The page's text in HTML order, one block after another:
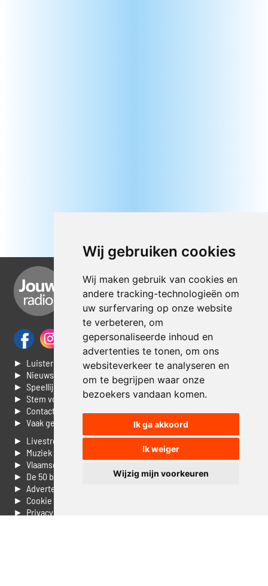
Wij gebruiken cookies
Wij maken gebruik van cookies en
andere tracking-technologieën om
uw surfervaring op onze website
te verbeteren, om
gepersonaliseerde inhoud en
advertenties te tonen, om ons
websiteverkeer te analyseren en
om te begrijpen waar onze
bezoekers vandaan komen.
Ik ga akkoord
Ik weiger
Wijzig mijn voorkeuren
► Luisteren naar Jouwradio
► Nieuws
► Speellijst
► Stem voor de Dag top 3
► Contacteer ons
► Vaak gestelde vragen
► Livestream informatie
► Muziek opzoeken
► Vlaamse 100 Aller tijden
► De 50 beste van...
► Adverteren op Jouwradio
► Cookie voorkeuren wijzigen
► Privacyinformatie